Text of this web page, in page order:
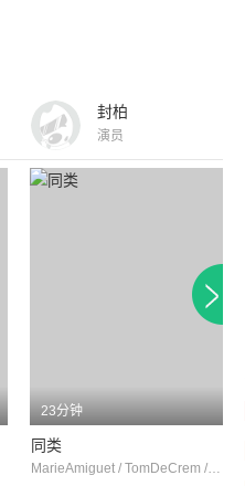
封柏
演员
23分钟
同类
MarieAmiguet / TomDeCrem / ThéoDeCrem